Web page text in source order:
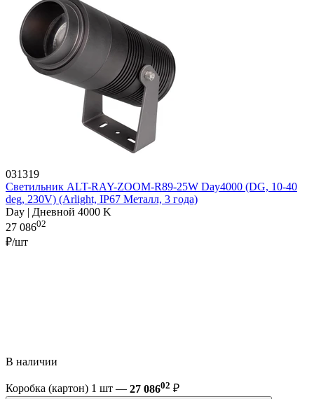
031319
Светильник ALT-RAY-ZOOM-R89-25W Day4000 (DG, 10-40
deg, 230V) (Arlight, IP67 Металл, 3 года)
Day | Дневной 4000 K
27 08602
₽/шт
В наличии
Коробка (картон) 1 шт — 27 08602 ₽